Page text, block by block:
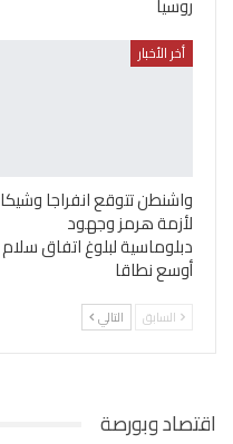
أخر الأخبار
واشنطن تتوقع انفراجا وشيكا
لأزمة هرمز وجهود
دبلوماسية لبلوغ اتفاق سلام
أوسع نطاقا
السابق التالي
اقتصاد وبورصة